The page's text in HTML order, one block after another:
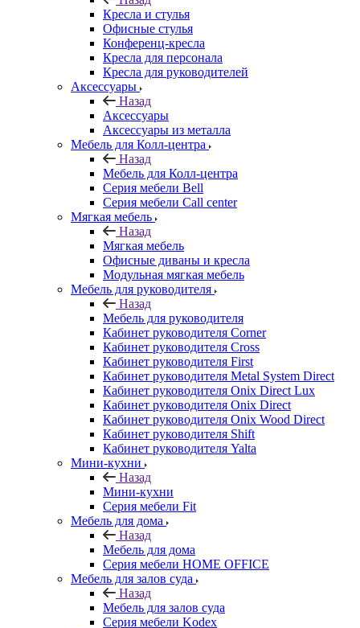
Кресла и стулья
Офисные стулья
Конференц-кресла
Кресла для персонала
Кресла для руководителей
Аксессуары
Назад
Аксессуары
Аксессуары из металла
Мебель для Колл-центра
Назад
Мебель для Колл-центра
Серия мебели Bell
Серия мебели Call center
Мягкая мебель
Назад
Мягкая мебель
Офисные диваны и кресла
Модульная мягкая мебель
Мебель для руководителя
Назад
Мебель для руководителя
Кабинет руководителя Corner
Кабинет руководителя Cross
Кабинет руководителя First
Кабинет руководителя Metal System Direct
Кабинет руководителя Onix Direct Lux
Кабинет руководителя Onix Direct
Кабинет руководителя Onix Wood Direct
Кабинет руководителя Shift
Кабинет руководителя Yalta
Мини-кухни
Назад
Мини-кухни
Серия мебели Fit
Мебель для дома
Назад
Мебель для дома
Серия мебели HOME OFFICE
Мебель для залов суда
Назад
Мебель для залов суда
Серия мебели Kodex